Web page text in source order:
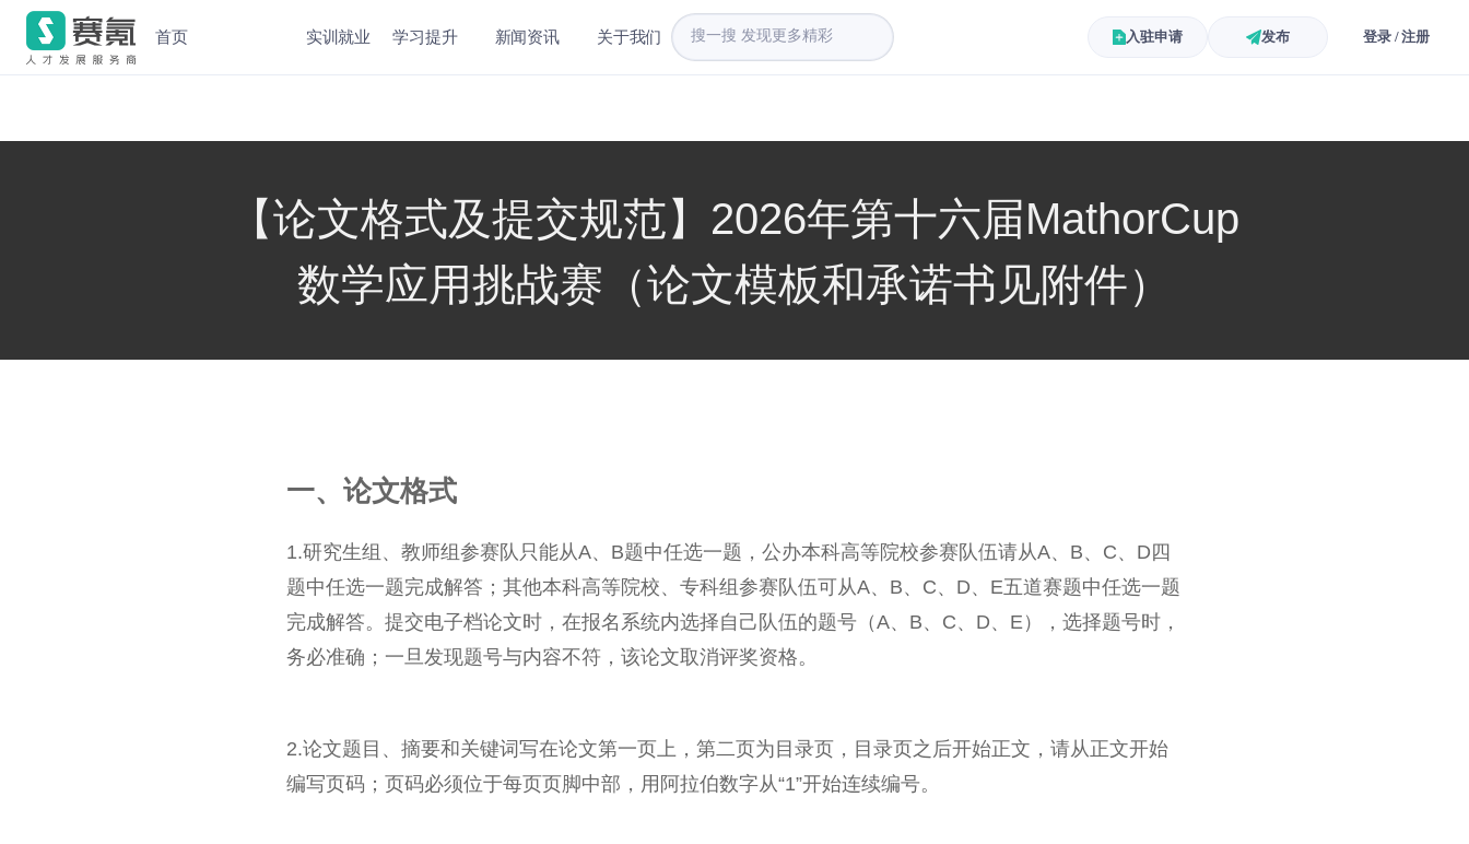
首页 实训就业 学习提升 新闻资讯 关于我们 入驻申请 发布 登录 / 注册
【论文格式及提交规范】2026年第十六届MathorCup
数学应用挑战赛（论文模板和承诺书见附件）
一、论文格式
1.研究生组、教师组参赛队只能从A、B题中任选一题，公办本科高等院校参赛队伍请从A、B、C、D四
题中任选一题完成解答；其他本科高等院校、专科组参赛队伍可从A、B、C、D、E五道赛题中任选一题
完成解答。提交电子档论文时，在报名系统内选择自己队伍的题号（A、B、C、D、E），选择题号时，
务必准确；一旦发现题号与内容不符，该论文取消评奖资格。
2.论文题目、摘要和关键词写在论文第一页上，第二页为目录页，目录页之后开始正文，请从正文开始
编写页码；页码必须位于每页页脚中部，用阿拉伯数字从“1”开始连续编号。